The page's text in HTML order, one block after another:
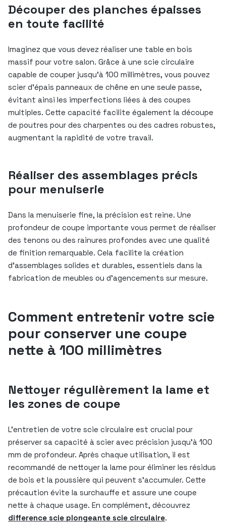
Découper des planches épaisses
en toute facilité
Imaginez que vous devez réaliser une table en bois
massif pour votre salon. Grâce à une scie circulaire
capable de couper jusqu’à 100 millimètres, vous pouvez
scier d’épais panneaux de chêne en une seule passe,
évitant ainsi les imperfections liées à des coupes
multiples. Cette capacité facilite également la découpe
de poutres pour des charpentes ou des cadres robustes,
augmentant la rapidité de votre travail.
Réaliser des assemblages précis
pour menuiserie
Dans la menuiserie fine, la précision est reine. Une
profondeur de coupe importante vous permet de réaliser
des tenons ou des rainures profondes avec une qualité
de finition remarquable. Cela facilite la création
d’assemblages solides et durables, essentiels dans la
fabrication de meubles ou d’agencements sur mesure.
Comment entretenir votre scie
pour conserver une coupe
nette à 100 millimètres
Nettoyer régulièrement la lame et
les zones de coupe
L’entretien de votre scie circulaire est crucial pour
préserver sa capacité à scier avec précision jusqu’à 100
mm de profondeur. Après chaque utilisation, il est
recommandé de nettoyer la lame pour éliminer les résidus
de bois et la poussière qui peuvent s’accumuler. Cette
précaution évite la surchauffe et assure une coupe
nette à chaque usage. En complément, découvrez
difference scie plongeante scie circulaire.